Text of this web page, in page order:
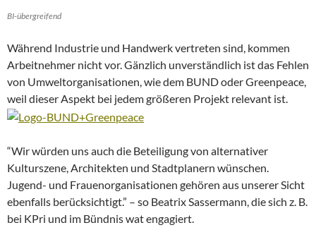
BI-übergreifend
Während Industrie und Handwerk vertreten sind, kommen
Arbeitnehmer nicht vor. Gänzlich unverständlich ist das Fehlen
von Umweltorganisationen, wie dem BUND oder Greenpeace,
weil dieser Aspekt bei jedem größeren Projekt relevant ist.
“Wir würden uns auch die Beteiligung von alternativer
Kulturszene, Architekten und Stadtplanern wünschen.
Jugend- und Frauenorganisationen gehören aus unserer Sicht
ebenfalls berücksichtigt.” – so Beatrix Sassermann, die sich z. B.
bei KPri und im Bündnis wat engagiert.